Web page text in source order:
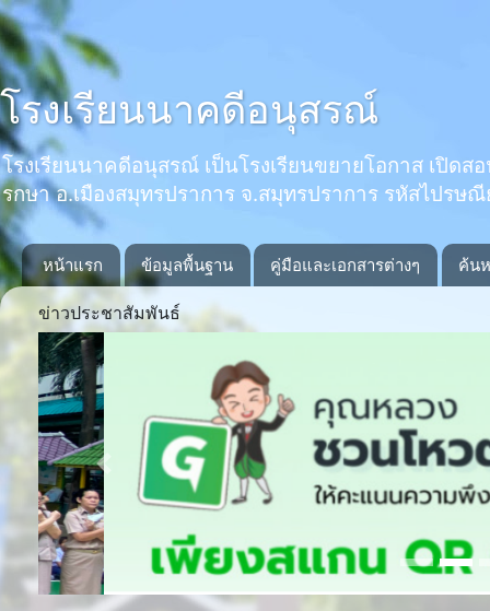
โรงเรียนนาคดีอนุสรณ์
โรงเรียนนาคดีอนุสรณ์ เป็นโรงเรียนขยายโอกาส เปิ
รกษา อ.เมืองสมุทรปราการ จ.สมุทรปราการ รหัสไปรษ
หน้าแรก ข้อมูลพื้นฐาน คู่มือและเอกสารต่างๆ ค้น
ข่าวประชาสัมพันธ์
Previous